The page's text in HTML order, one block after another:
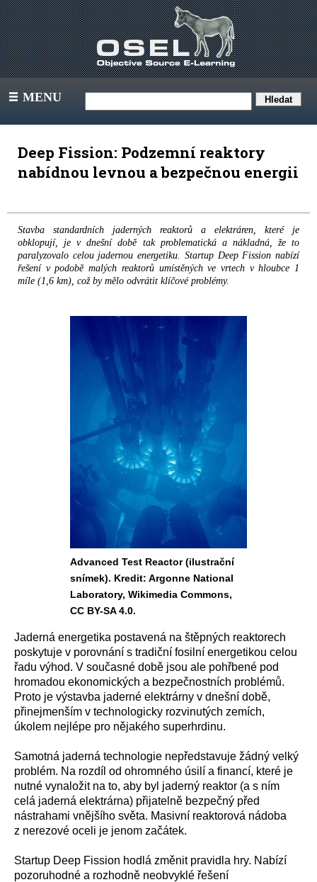
III MENU
Deep Fission: Podzemní reaktory
nabídnou levnou a bezpečnou energii
Stavba standardních jaderných reaktorů a elektráren, které je
obklopují, je v dnešní době tak problematická a nákladná, že to
paralyzovalo celou jadernou energetiku. Startup Deep Fission nabízí
řešení v podobě malých reaktorů umístěných ve vrtech v hloubce 1
míle (1,6 km), což by mělo odvrátit klíčové problémy.
Advanced Test Reactor (ilustrační
snímek). Kredit: Argonne National
Laboratory, Wikimedia Commons,
CC BY-SA 4.0.
Jaderná energetika postavená na štěpných reaktorech
poskytuje v porovnání s tradiční fosilní energetikou celou
řadu výhod. V současné době jsou ale pohřbené pod
hromadou ekonomických a bezpečnostních problémů.
Proto je výstavba jaderné elektrárny v dnešní době,
přinejmenším v technologicky rozvinutých zemích,
úkolem nejlépe pro nějakého superhrdinu.
Samotná jaderná technologie nepředstavuje žádný velký
problém. Na rozdíl od ohromného úsilí a financí, které je
nutné vynaložit na to, aby byl jaderný reaktor (a s ním
celá jaderná elektrárna) přijatelně bezpečný před
nástrahami vnějšího světa. Masivní reaktorová nádoba
z nerezové oceli je jenom začátek.
Startup Deep Fission hodlá změnit pravidla hry. Nabízí
pozoruhodné a rozhodně neobvyklé řešení